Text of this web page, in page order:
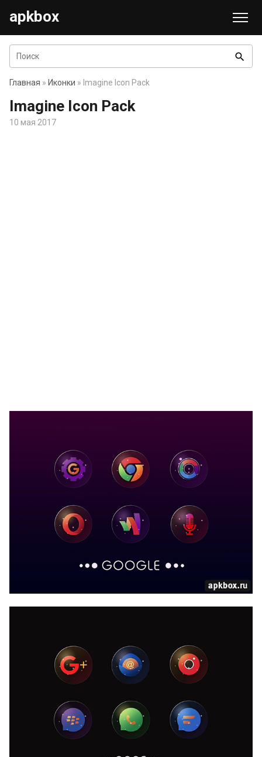
apkbox
search
Главная » Иконки » Imagine Icon Pack
Imagine Icon Pack
10 мая 2017